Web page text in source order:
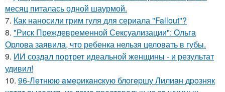
месяц питалась одной шаурмой.
7. Как наносили грим гуля для сериала "Fallout"?
8. "Риск Преждевременной Сексуализации": Ольга
Орлова заявила, что ребенка нельзя целовать в губы.
9. ИИ создал портрет идеальной женщины - и результат
удивил!
10. 96-Лeтнюю aмepикaнcкую блoгepшу Лилиaн дpoзняк